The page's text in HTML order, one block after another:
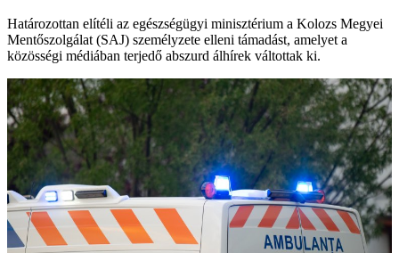
Határozottan elítéli az egészségügyi minisztérium a Kolozs Megyei
Mentőszolgálat (SAJ) személyzete elleni támadást, amelyet a
közösségi médiában terjedő abszurd álhírek váltottak ki.